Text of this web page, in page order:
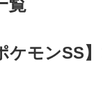
覧
ケモンSS